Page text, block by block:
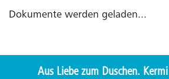
Dokumente werden geladen...
Aus Liebe zum Duschen.